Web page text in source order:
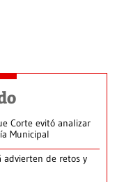
Corte evitó analizar
Municipal
advierten de retos y